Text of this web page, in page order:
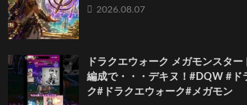
2026.08.07
ドラクエウォーク メガモンスタ
編成で・・・デキヌ！#DQW #ド
ク#ドラクエウォーク#メガモン